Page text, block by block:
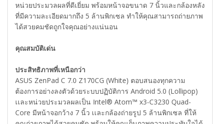
หน่วยประมวลผลที่ดีเยี่ยม พร้อมหน้าจอขนาด 7 นิ้วและกล้องหลัง
ที่มีความละเอียดมากถึง 5 ล้านพิกเซล ทำให้คุณสามารถถ่ายภาพ
ได้สวยคมชัดถูกใจคุณอย่างแน่นอน
คุณสมบัติเด่น
ประสิทธิภาพที่เหนือกว่า
ASUS ZenPad C 7.0 Z170CG (White) ตอบสนองทุกความ
ต้องการอย่างลงตัวด้วยระบบปฏิบัติการ Android 5.0 (Lollipop)
เเละหน่วยประมวลผลเป็น Intel® Atom™ x3-C3230 Quad-
Core มีหน้าจอกว้าง 7 นิ้ว เเละกล้องถ่ายรูป 5 ล้านพิกเซล ที่ให้